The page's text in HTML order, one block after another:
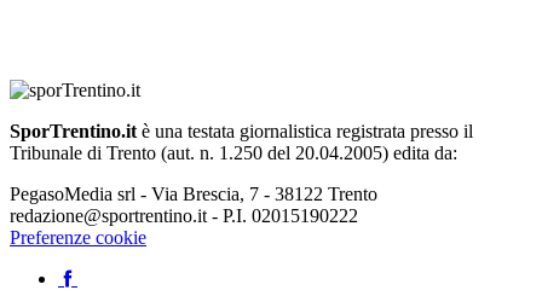
SporTrentino.it è una testata giornalistica registrata presso il
Tribunale di Trento (aut. n. 1.250 del 20.04.2005) edita da:
PegasoMedia srl - Via Brescia, 7 - 38122 Trento
redazione@sportrentino.it - P.I. 02015190222
Preferenze cookie